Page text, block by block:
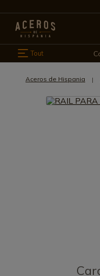
Tout
Aceros de Hispania